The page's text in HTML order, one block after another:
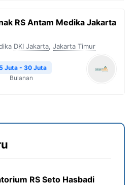
RS Antam Medika Jakarta
DKI Jakarta, Jakarta Timur
Juta - 30 Juta
Bulanan
RS Seto Hasbadi